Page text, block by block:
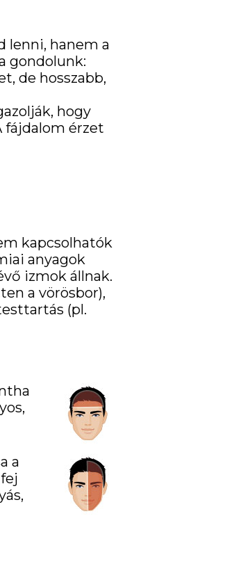
lenni, hanem a
gondolunk:
de hosszabb,
hogy
fájdalom érzet
kapcsolhatók
anyagok
izmok állnak.
a vörösbor),
(pl.
a